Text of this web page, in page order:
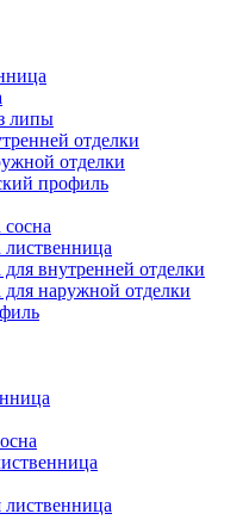
липы
отделки
отделки
профиль
внутренней отделки
наружной отделки
лиственница